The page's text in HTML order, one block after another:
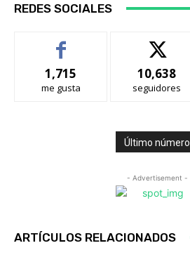
REDES SOCIALES
1,715
me gusta
10,638
seguidores
Último número
- Advertisement -
ARTÍCULOS RELACIONADOS